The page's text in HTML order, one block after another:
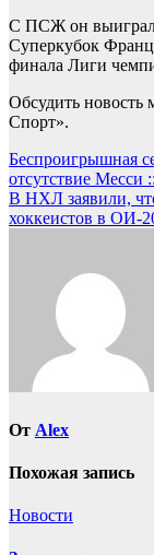
С ПСЖ он выиграл
Суперкубок
финала Лиги
Обсудить
Спорт».
Навигация
по
записям
Беспроигрышная
отсутствие
В НХЛ заявили,
хоккеистов в ОИ-
От Alex
Похожая запись
Новости